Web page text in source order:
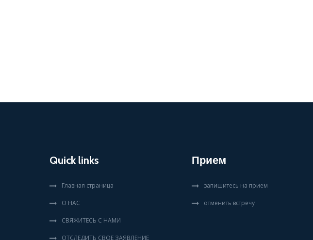
Quick links
Главная страница
О НАС
СВЯЖИТЕСЬ С НАМИ
ОТСЛЕДИТЬ СВОЕ ЗАЯВЛЕНИЕ
Прием
запишитесь на прием
отменить встречу